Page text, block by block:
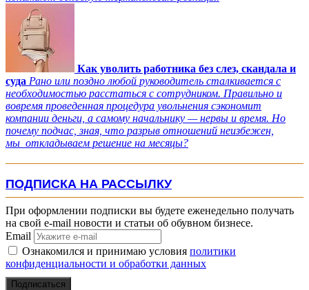
Как уволить работника без слез, скандала и
суда Рано или поздно любой руководитель сталкивается с
необходимостью расстаться с сотрудником. Правильно и
вовремя проведенная процедура увольнения сэкономит
компании деньги, а самому начальнику — нервы и время. Но
почему подчас, зная, что разрыв отношений неизбежен,
мы откладываем решение на месяцы?
ПОДПИСКА НА РАССЫЛКУ
При оформлении подписки вы будете еженедельно получать
на свой e-mail новости и статьи об обувном бизнесе.
Email
Ознакомился и принимаю условия политики
конфиденциальности и обработки данных
Подписаться